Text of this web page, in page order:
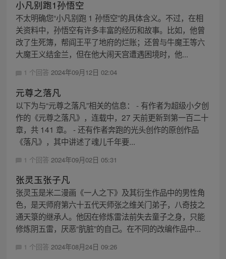
小凡别跑1孙悟空
不太明确您“小凡别跑 1 孙悟空”的具体含义。不过，在相
关资料中，孙悟空有许多丰富的经历和故事。比如，他曾
改了生死簿，帮阎王平了地府的烂账；还曾与牛魔王等六
大魔王义结金兰，但在他大闹天宫遭遇困境时，他...
1 个回答 2024年09月12日 02:04
元尊之落凡
以下为与“元尊之落凡”相关的信息： - 有作者为超级小夕创
作的《元尊之落凡》，连载中，27 天前更新到第一百二十
章，共 141 章。 - 还有作者奔跑的光头创作的原创作品
《落凡》，其中讲述了魂儿千年要...
1 个回答 2024年09月02日 05:31
张灵玉张子凡
张灵玉是米二漫画《一人之下》及其衍生作品中的男性角
色，是天师府第六十五代天师张之维关门弟子，八奇技之
通天箓的继承人。他因在修炼雷法前失去童子之身，只能
修炼阴五雷，厌恶“肮脏”的自己。在不同的改编作品中...
1 个回答 2024年08月24日 09:26